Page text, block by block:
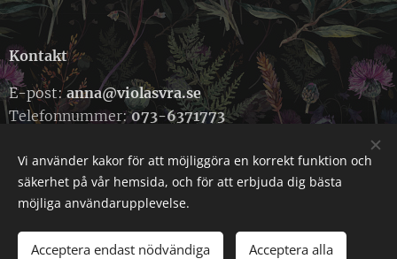
LÄGG I KUNDVAGNEN
Kontakt
E-post: anna@violasvra.se
Telefonnummer:073-6371773
Cookies
Vi använder kakor för att möjliggöra en korrekt funktion och
säkerhet på vår hemsida, och för att erbjuda dig bästa
möjliga användarupplevelse.
Acceptera endast nödvändiga Acceptera alla